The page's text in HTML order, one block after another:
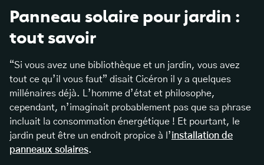
Panneau solaire pour jardin :
tout savoir
“Si vous avez une bibliothèque et un jardin, vous avez
tout ce qu’il vous faut” disait Cicéron il y a quelques
millénaires déjà. L’homme d’état et philosophe,
cependant, n’imaginait probablement pas que sa phrase
incluait la consommation énergétique ! Et pourtant, le
jardin peut être un endroit propice à l’installation de
panneaux solaires.